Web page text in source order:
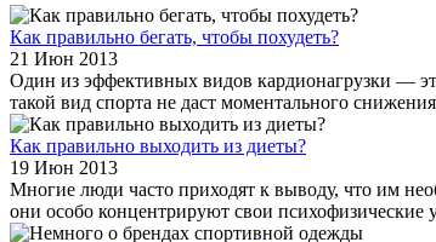
Как правильно бегать, чтобы похудеть?
21 Июн 2013
Один из эффективных видов кардионагрузки —
такой вид спорта не даст моментального
Как правильно выходить из диеты?
19 Июн 2013
Многие люди часто приходят к выводу, что им
они особо концентрируют свои психофизические